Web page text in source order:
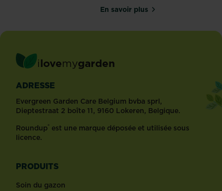
En savoir plussur 10 conseils pour
ilovemygarden
ADRESSE
Evergreen Garden Care Belgium bvba sprl,
Dieptestraat 2 boîte 11, 9160 Lokeren, Belgique.
Roundup® est une marque déposée et utilisée sous
licence.
PRODUITS
Soin du gazon